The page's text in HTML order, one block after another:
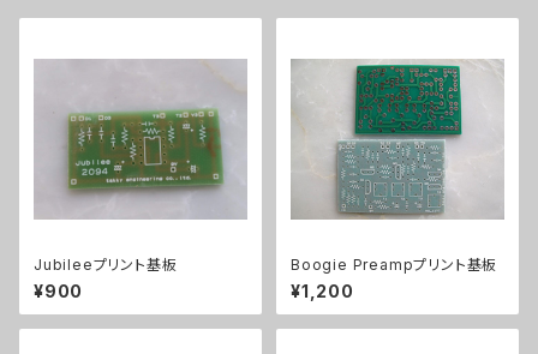
Jubileeプリント基板
¥900
Boogie Preampプリント基板
¥1,200